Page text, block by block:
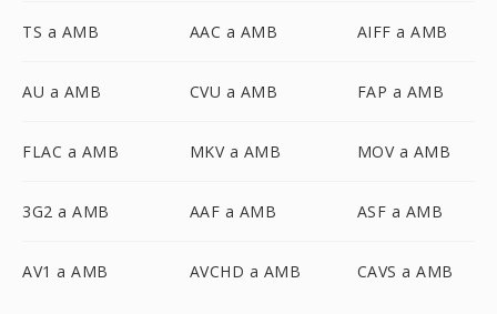
TS a AMB AAC a AMB AIFF a AMB
AU a AMB CVU a AMB FAP a AMB
FLAC a AMB MKV a AMB MOV a AMB
3G2 a AMB AAF a AMB ASF a AMB
AV1 a AMB AVCHD a AMB CAVS a AMB